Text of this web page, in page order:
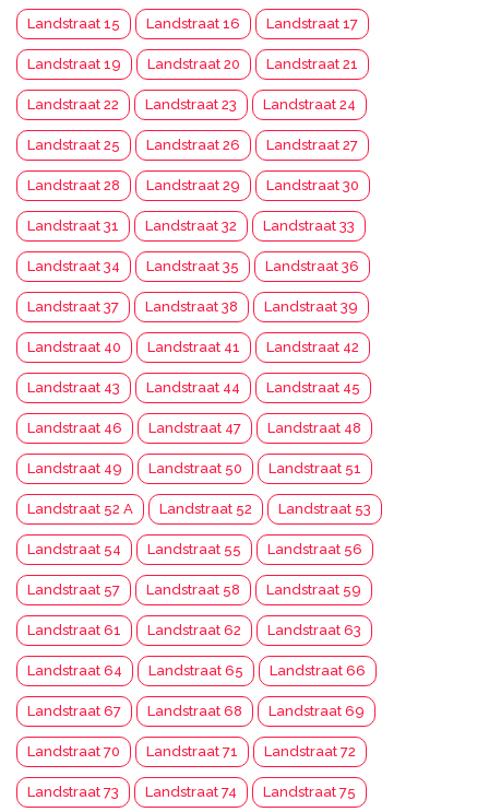
Landstraat 15 Landstraat 16 Landstraat 17
Landstraat 19 Landstraat 20 Landstraat 21
Landstraat 22 Landstraat 23 Landstraat 24
Landstraat 25 Landstraat 26 Landstraat 27
Landstraat 28 Landstraat 29 Landstraat 30
Landstraat 31 Landstraat 32 Landstraat 33
Landstraat 34 Landstraat 35 Landstraat 36
Landstraat 37 Landstraat 38 Landstraat 39
Landstraat 40 Landstraat 41 Landstraat 42
Landstraat 43 Landstraat 44 Landstraat 45
Landstraat 46 Landstraat 47 Landstraat 48
Landstraat 49 Landstraat 50 Landstraat 51
Landstraat 52 A Landstraat 52 Landstraat 53
Landstraat 54 Landstraat 55 Landstraat 56
Landstraat 57 Landstraat 58 Landstraat 59
Landstraat 61 Landstraat 62 Landstraat 63
Landstraat 64 Landstraat 65 Landstraat 66
Landstraat 67 Landstraat 68 Landstraat 69
Landstraat 70 Landstraat 71 Landstraat 72
Landstraat 73 Landstraat 74 Landstraat 75